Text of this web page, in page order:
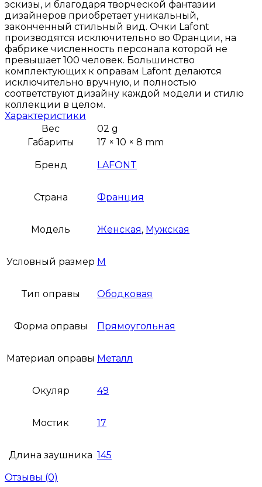
эскизы, и благодаря творческой фантазии
дизайнеров приобретает уникальный,
законченный стильный вид. Очки Lafont
производятся исключительно во Франции, на
фабрике численность персонала которой не
превышает 100 человек. Большинство
комплектующих к оправам Lafont делаются
исключительно вручную, и полностью
соответствуют дизайну каждой модели и стилю
коллекции в целом.
Характеристики
Вес
02 g
Габариты
17 × 10 × 8 mm
Бренд LAFONT
Страна Франция
Модель Женская, Мужская
Условный размер M
Тип оправы Ободковая
Форма оправы Прямоугольная
Материал оправы Металл
Окуляр 49
Мостик 17
Длина заушника 145
Отзывы (0)